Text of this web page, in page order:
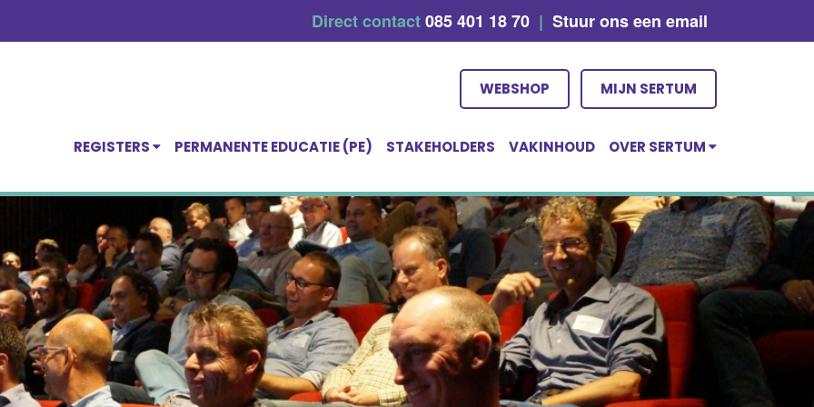
Direct contact085 401 18 70 | Stuur ons een email
WEBSHOP MIJN SERTUM
REGISTERS PERMANENTE EDUCATIE (PE) STAKEHOLDERS VAKINHOUD OVER SERTUM